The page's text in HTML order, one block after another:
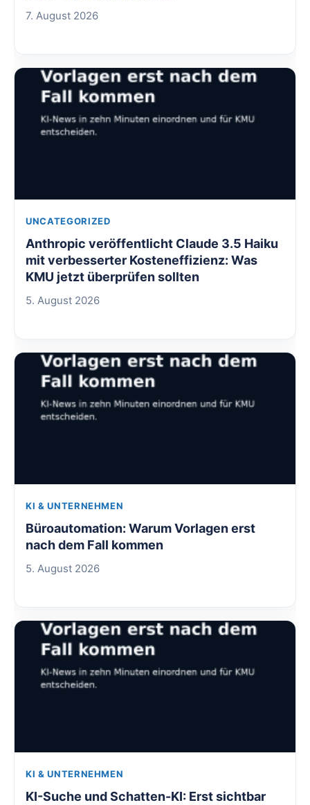
7. August 2026
UNCATEGORIZED
Anthropic veröffentlicht Claude 3.5 Haiku
mit verbesserter Kosteneffizienz: Was
KMU jetzt überprüfen sollten
5. August 2026
KI & UNTERNEHMEN
Büroautomation: Warum Vorlagen erst
nach dem Fall kommen
5. August 2026
KI & UNTERNEHMEN
KI-Suche und Schatten-KI: Erst sichtbar